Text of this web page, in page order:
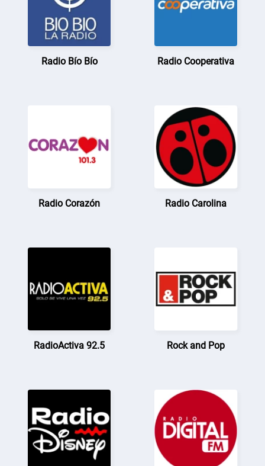
Radio Bío Bío Radio Cooperativa
Radio Corazón Radio Carolina
RadioActiva 92.5 Rock and Pop